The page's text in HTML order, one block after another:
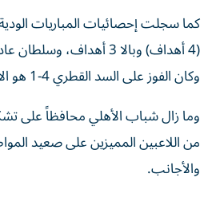
كما سجلت إحصائيات المباريات
(4 أهداف) وبالا 3 أهداف،
وكان الفوز على السد القطري 4-1 هو الأميز.
وما زال شباب الأهلي محافظاً على
من اللاعبين المميزين على صعيد
والأجانب.